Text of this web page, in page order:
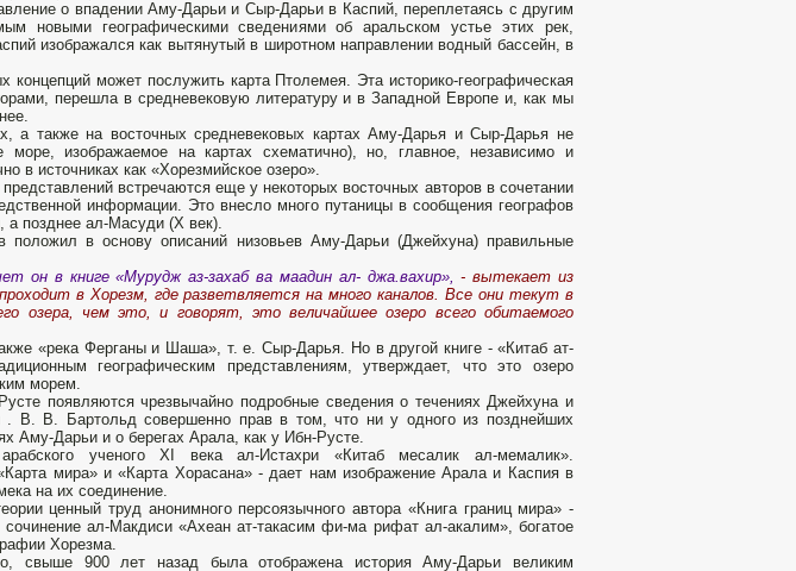
о впадении Аму-Дарьи и Сыр-Дарьи в Каспий, переплетаясь с другим
новыми географическими сведениями об аральском устье этих рек,
изображался как вытянутый в широтном направлении водный бас­сейн, в
концепций может послужить карта Птолемея. Эта исто­рико-географическая
перешла в средневековую литературу и в Западной Европе и, как мы
а также на восточных средневековых картах Аму-Дарья и Сыр-Дарья не
изображаемое на картах схематично), но, главное, независимо и
в источниках как «Хорезмийское озеро».
встреча­ются еще у некоторых восточных авторов в сочетании
информации. Это внесло много путаницы в сообщения географов
а позднее ал-Масуди (X век).
в основу описаний низовьев Аму-Дарьи (Джейхуна) правильные
он в книге «Мурудж аз-захаб ва маадин ал- джа.вахир», - вытекает из
в Хорезм, где разветвляется на много каналов. Все они текут в
озера, чем это, и говорят, это величайшее озеро всего обитаемого
«река Ферганы и Шаша», т. е. Сыр-Дарья. Но в другой книге - «Китаб ат-
географическим представлениям, утверждает, что это озеро
морем.
появляются чрезвычай­но подробные сведения о течениях Джейхуна и
. В. В. Бартольд совершенно прав в том, что ни у одного из позднейших
Аму-Дарьи и о берегах Арала, как у Ибн-Русте.
ученого XI века ал-Истахри «Китаб месалик ал-мемалик».
мира» и «Карта Хорасана» - дает нам изображение Арала и Каспия в
на их соединение.
ценный труд ано­нимного персоязычного автора «Книга границ мира» -
ал-Макдиси «Ахеан ат-такасим фи-ма рифат ал-акалим», богатое
Хорезма.
свыше 900 лет назад была отображена история Аму-Дарьи великим